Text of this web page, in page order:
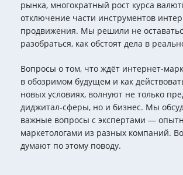
рынка, многократный рост курса
отключение части инструментов
продвижения. Мы решили не
разобраться, как обстоят дела в
Вопросы о том, что ждёт интернет-
в обозримом будущем и как
новых условиях, волнуют не только
диджитал-сферы, но и бизнес. Мы
важные вопросы с экспертами —
маркетологами из разных компаний.
думают по этому поводу.